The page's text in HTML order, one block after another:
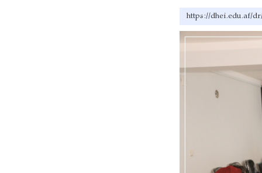
https://dhei.edu.af/